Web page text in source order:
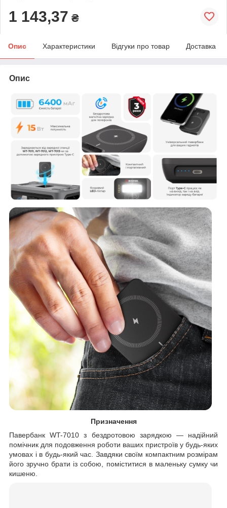
1 143,37 ₴
Опис Характеристики Відгуки про товар Доставка
Опис
Призначення
Павербанк WT-7010 з бездротовою зарядкою — надійний
помічник для подовження роботи ваших пристроїв у будь-яких
умовах і в будь-який час. Завдяки своїм компактним розмірам
його зручно брати із собою, поміститися в маленьку сумку чи
кишеню.